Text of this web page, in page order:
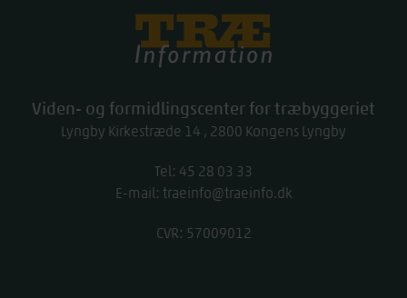
Viden- og formidlingscenter for træbyggeriet
Lyngby Kirkestræde 14 2800 Kongens Lyngby
Tel: work
45 28 03 33
E-mail: traeinfo@traeinfo.dk
CVR: 57009012